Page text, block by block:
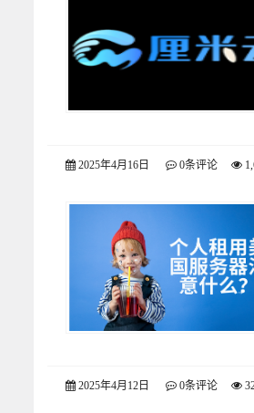
2025年4月16日 0条评论
2025年4月12日 0条评论